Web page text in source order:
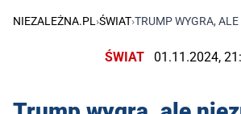
NIEZALEŻNA.PL ›ŚWIAT›TRUMP WYGRA,
ŚWIAT 01.11.2024,